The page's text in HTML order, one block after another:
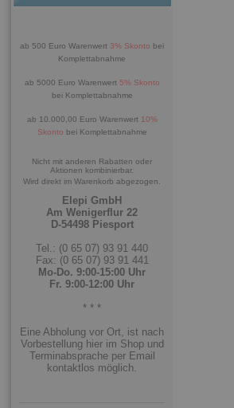
ab 500 Euro Warenwert 3% Skonto bei
Komplettabnahme
ab 5000 Euro Warenwert 5% Skonto
bei Komplettabnahme
ab 10.000,00 Euro Warenwert 10%
Skonto bei Komplettabnahme
Nicht mit anderen Rabatten oder
Aktionen kombinierbar.
Wird direkt im Warenkorb abgezogen.
Elepi GmbH
Am Wenigerflur 22
D-54498 Piesport
Tel.: (0 65 07) 93 91 440
Fax: (0 65 07) 93 91 441
Mo-Do. 9:00-15:00 Uhr
Fr. 9:00-12:00 Uhr
* * *
Eine Abholung vor Ort, ist nach
Vorbestellung hier im Shop und
Terminabsprache per Email
kontaktlos möglich.